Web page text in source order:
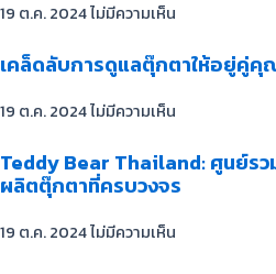
19 ต.ค. 2024ไม่มีความเห็น
เคล็ดลับการดูแลตุ๊กตาให้อยู่คู่คุ
19 ต.ค. 2024ไม่มีความเห็น
Teddy Bear Thailand: ศูนย์รว
ผลิตตุ๊กตาที่ครบวงจร
19 ต.ค. 2024ไม่มีความเห็น